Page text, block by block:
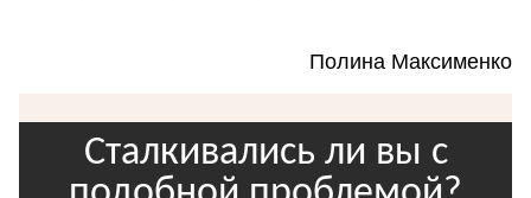
Полина Максименко